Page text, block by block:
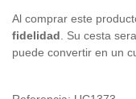
Al comprar este
fidelidad . Su cesta
puede convertir en un